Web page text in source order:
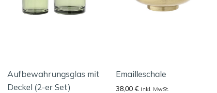
Aufbewahrungsglas mit
Deckel (2-er Set)
Emailleschale
38,00 € inkl. MwSt.